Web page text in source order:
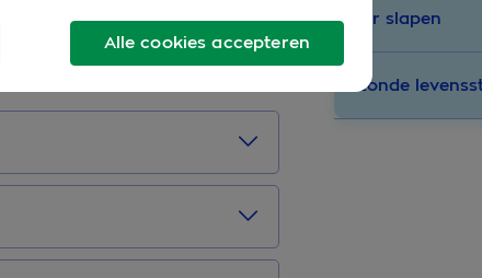
Het gaat dan om
verbeteren, en daarmee je
Beter slapen
Gezonde
Alle cookies accepteren